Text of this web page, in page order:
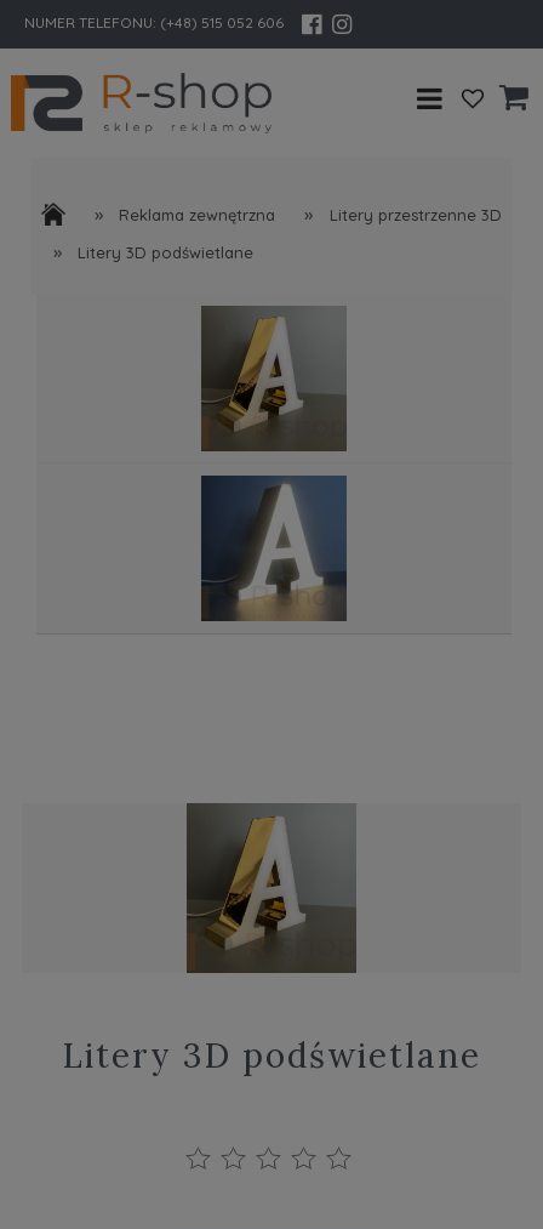
NUMER TELEFONU: (+48) 515 052 606
» Reklama zewnętrzna » Litery przestrzenne 3D
» Litery 3D podświetlane
Litery 3D podświetlane